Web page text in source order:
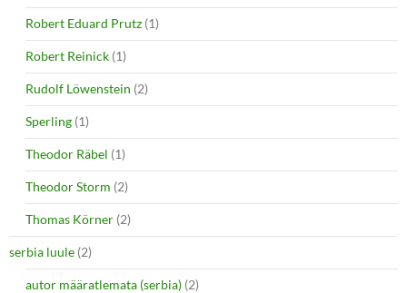
Robert Eduard Prutz (1)
Robert Reinick (1)
Rudolf Löwenstein (2)
Sperling (1)
Theodor Räbel (1)
Theodor Storm (2)
Thomas Körner (2)
serbia luule (2)
autor määratlemata (serbia) (2)